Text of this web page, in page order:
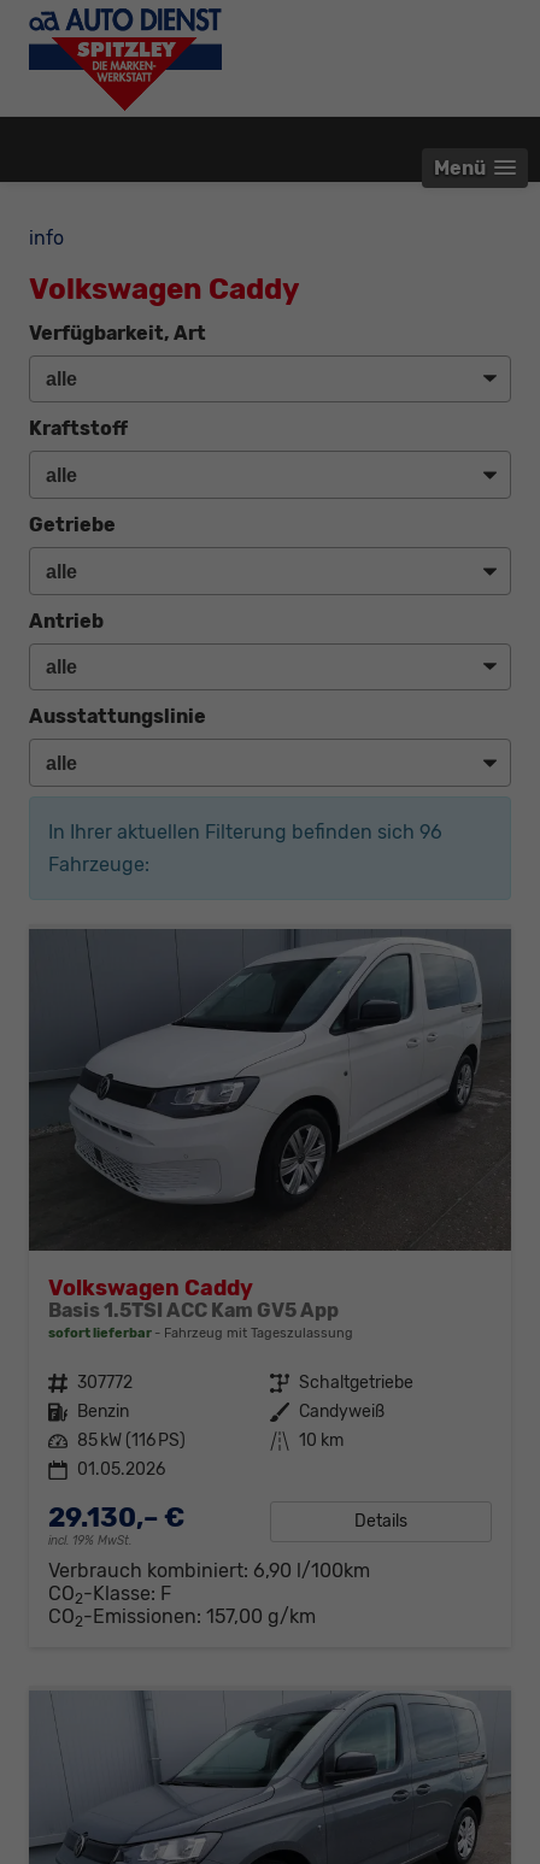
Menü
info
Volkswagen Caddy
Verfügbarkeit, Art
Kraftstoff
Getriebe
Antrieb
Ausstattungslinie
In Ihrer aktuellen Filterung befinden sich 96
Fahrzeuge:
Volkswagen Caddy
Basis 1.5TSI ACC Kam GV5 App
sofort lieferbar Fahrzeug mit Tageszulassung
Fahrzeugnr. 307772 Getriebe Schaltgetriebe
Kraftstoff Benzin Außenfarbe Candyweiß
Leistung 85 kW (116 PS) Kilometerstand 10 km
01.05.2026
29.130,– €
incl. 19% MwSt.
Details
Verbrauch kombiniert: 6,90 l/100km
CO2-Klasse: F
CO2-Emissionen: 157,00 g/km